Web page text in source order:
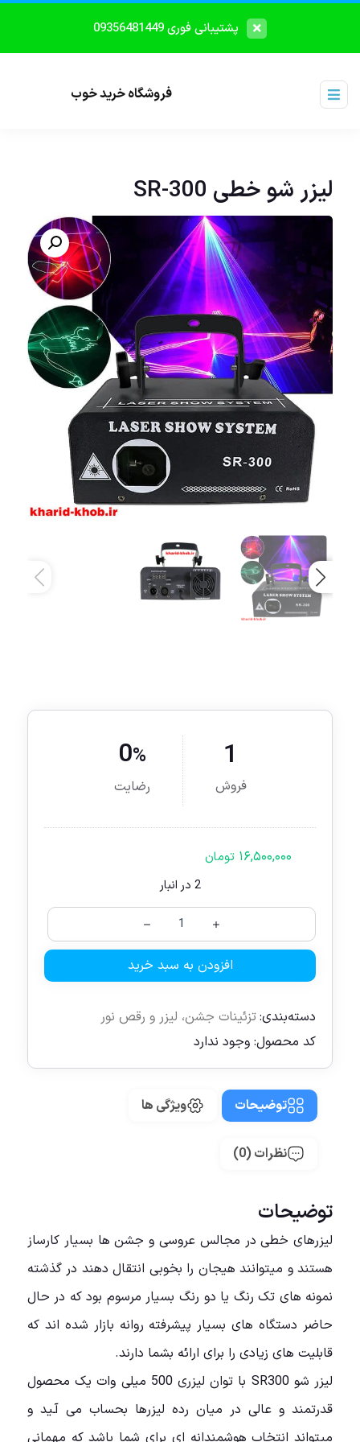
پشتیبانی فوری 09356481449
فروشگاه خرید خوب
لیزر شو خطی SR-300
1
فروش
0%
رضایت
۱۶,۵۰۰,۰۰۰ تومان
2 در انبار
افزودن به سبد خرید
دسته‌بندی:تزئینات جشن، لیزر و رقص نور
کد محصول: وجود ندارد
توضیحات ویژگی ها
نظرات (0)
توضیحات
لیزرهای خطی در مجالس عروسی و جشن ها بسیار کارساز
هستند و میتوانند هیجان را بخوبی انتقال دهند در گذشته
نمونه های تک رنگ یا دو رنگ بسیار مرسوم بود که در حال
حاضر دستگاه های بسیار پیشرفته روانه بازار شده اند که
قابلیت های زیادی را برای ارائه بشما دارند.
لیزر شو SR300 با توان لیزری 500 میلی وات یک محصول
قدرتمند و عالی در میان رده لیزرها بحساب می آـید و
میتواند انتخاب هوشمندانه ای برای شما باشد که مهمانی